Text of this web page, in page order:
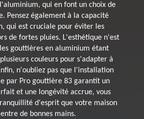
qui en font un choix de
Pensez également à la capacité
qui est cruciale pour éviter les
de fortes pluies. L'esthétique n'est
gouttières en aluminium étant
couleurs pour s'adapter à
n'oubliez pas que l'installation
par Pro gouttière 83 garantit un
et une longévité accrue, vous
d'esprit que votre maison
de bonnes mains.